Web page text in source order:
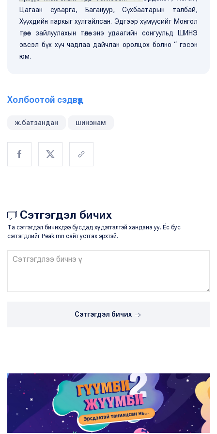
Цагаан суварга, Багануур, Сүхбаатарын талбай,
Хүүхдийн паркыг хулгайлсан. Эдгээр хүмүүсийг Монгол
төрөөс зайлуулахын төлөө энэ удаагийн сонгуульд ШИНЭ
эвсэл бүх хүч чадлаа дайчлан оролцох болно “ гэсэн
юм.
Холбоотой сэдвүүд
ж.батзандан шинэнам
Сэтгэгдэл бичих
Та сэтгэгдэл бичихдээ бусдад хүндэтгэлтэй хандана уу. Ёс бус
сэтгэгдлийг Peak.mn сайт устгах эрхтэй.
Сэтгэгдэл бичих